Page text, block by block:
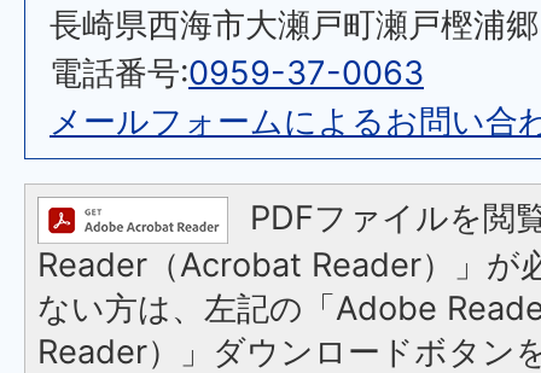
長崎県西海市大瀬戸町瀬戸樫浦
電話番号:0959-37-0063
メールフォームによるお問い合
PDFファイルを閲
Reader（Acrobat Reader）」が
ない方は、左記の「Adobe
Reader）」ダウンロードボタン